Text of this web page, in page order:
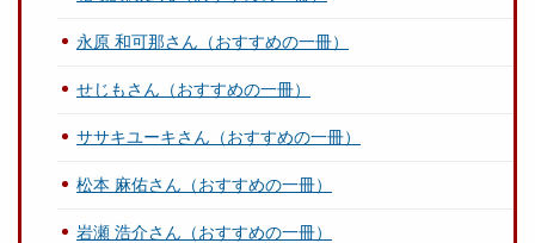
永原 和可那さん（おすすめの一冊）
せじもさん（おすすめの一冊）
ササキユーキさん（おすすめの一冊）
松本 麻佑さん（おすすめの一冊）
岩瀬 浩介さん（おすすめの一冊）